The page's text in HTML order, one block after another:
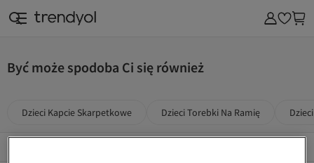
Być może spodoba Ci się również
Dzieci Kapcie Skarpetkowe Dzieci Torebki Na Ramię